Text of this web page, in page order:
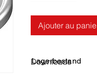
Ajouter au
Downloads
Lagerbestand